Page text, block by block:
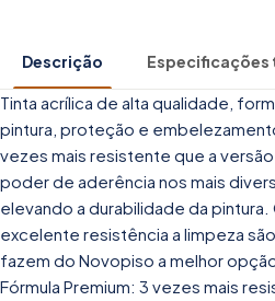
Descrição Especificações
Tinta acrílica de alta qualidade,
pintura, proteção e
vezes mais resistente que a
poder de aderência nos mais
elevando a durabilidade da
excelente resistência a limpeza
fazem do Novopiso a melhor
Fórmula Premium: 3 vezes mais